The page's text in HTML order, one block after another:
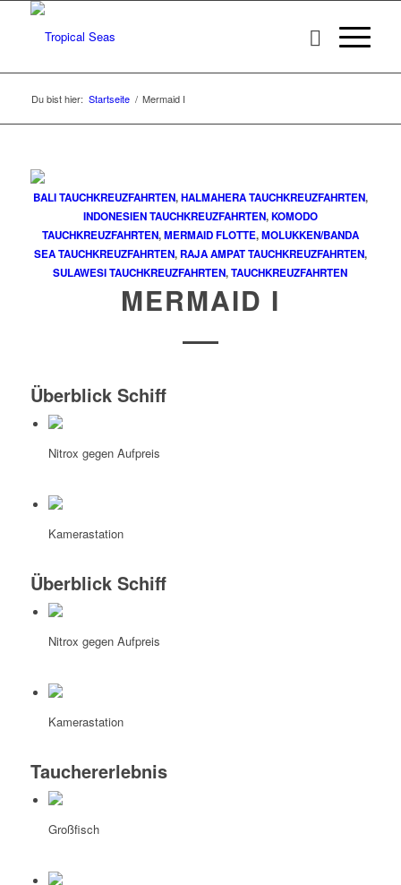
Du bist hier: Startseite / Mermaid I
BALI TAUCHKREUZFAHRTEN,HALMAHERA TAUCHKREUZFAHRTEN,
INDONESIEN TAUCHKREUZFAHRTEN,KOMODO
TAUCHKREUZFAHRTEN,MERMAID FLOTTE,MOLUKKEN/BANDA
SEA TAUCHKREUZFAHRTEN, RAJA AMPAT TAUCHKREUZFAHRTEN,
SULAWESI TAUCHKREUZFAHRTEN,TAUCHKREUZFAHRTEN
MERMAID I
Überblick Schiff
Nitrox gegen Aufpreis
Kamerastation
Überblick Schiff
Nitrox gegen Aufpreis
Kamerastation
Tauchererlebnis
Großfisch